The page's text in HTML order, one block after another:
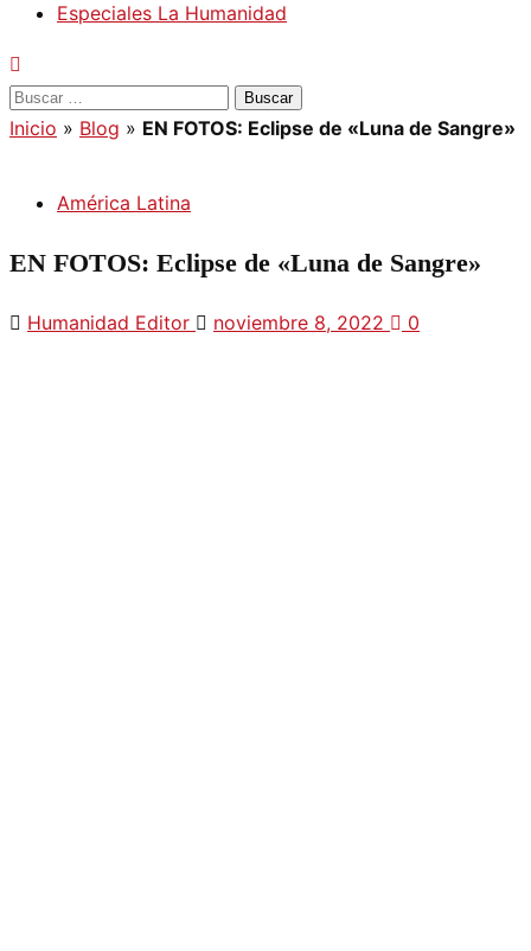
Especiales La Humanidad
Buscar:
Inicio » Blog » EN FOTOS: Eclipse de «Luna de Sangre»
América Latina
EN FOTOS: Eclipse de «Luna de Sangre»
Humanidad Editor noviembre 8, 2022 0